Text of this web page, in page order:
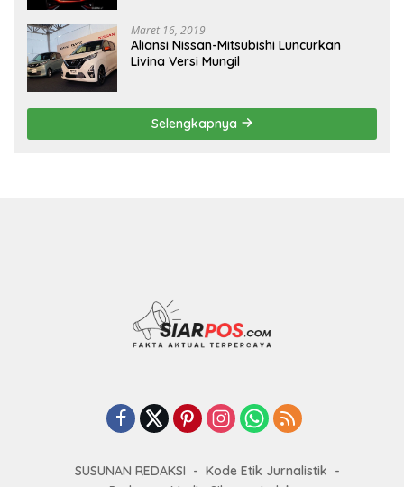
Maret 16, 2019
Aliansi Nissan-Mitsubishi Luncurkan
Livina Versi Mungil
Selengkapnya
SUSUNAN REDAKSI
Kode Etik Jurnalistik